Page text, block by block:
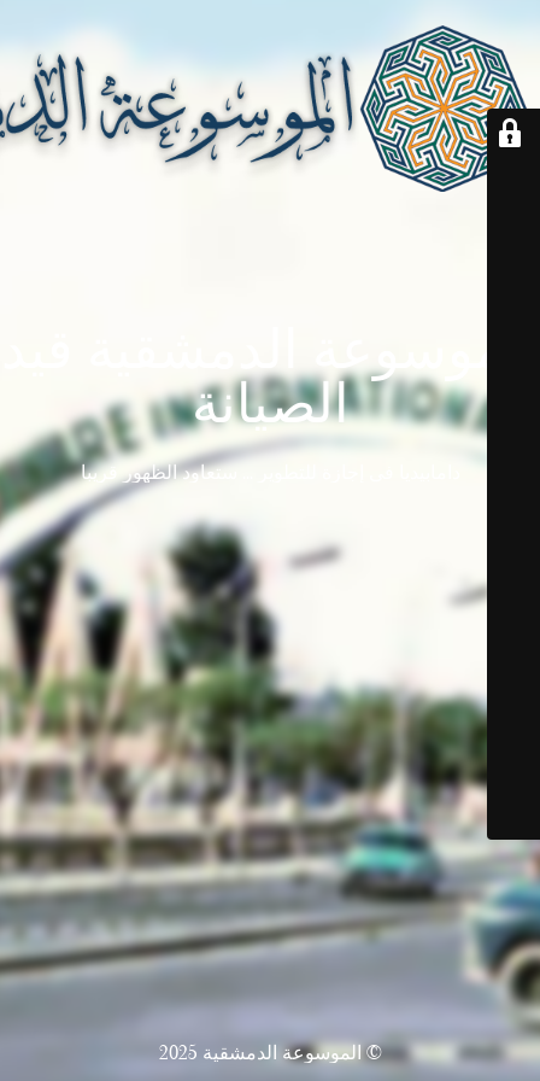
الصيانة
دامابيديا في إجازة للتطوير ... ستعاود الظهور قريباً
© الموسوعة الدمشقية 2025